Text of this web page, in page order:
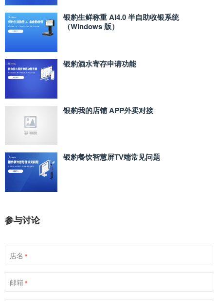
银豹生鲜称重 AI4.0 半自助收银系统
（Windows 版）
银豹酒水寄存申请功能
银豹我的店铺 APP外卖对接
银豹餐饮智慧屏TV端常见问题
参与讨论
店名 *
邮箱 *